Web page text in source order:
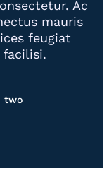
Ac
mauris
feugiat
two